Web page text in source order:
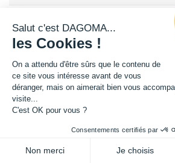
L'expertise de la fabrication additive
projets.
59100 Roubaix, France
Salut c'est DAGOMA...
les Cookies !
On a attendu d'être sûrs que le contenu de
ce site vous intéresse avant de vous
déranger, mais on aimerait bien vous
visite...
C'est OK pour vous ?
Consentements certifiés par
Non merci Je choisis